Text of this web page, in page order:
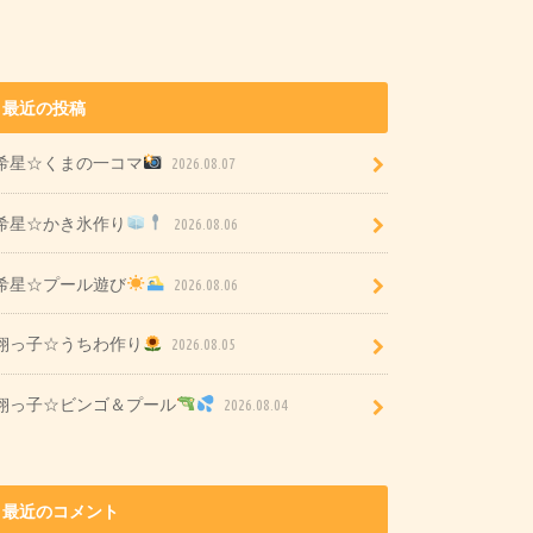
最近の投稿
星☆くまの一コマ 2026.08.07
星☆かき氷作り 2026.08.06
星☆プール遊び 2026.08.06
っ子☆うちわ作り 2026.08.05
っ子☆ビンゴ＆プール 2026.08.04
最近のコメント